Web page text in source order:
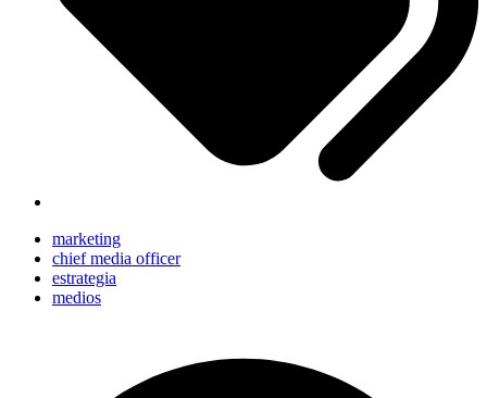
marketing
chief media officer
estrategia
medios